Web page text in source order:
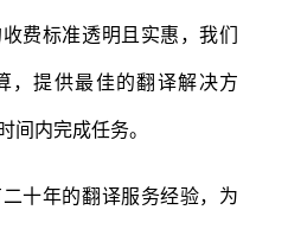
费标准透明且实惠，我们
，提供最佳的翻译解决方
间内完成任务。
年的翻译服务经验，为